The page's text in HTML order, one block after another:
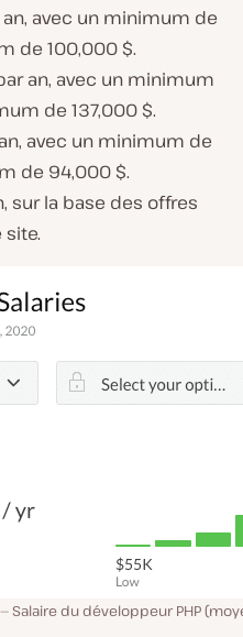
avec un minimum de
de 100,000 $.
an, avec un minimum
de 137,000 $.
avec un minimum de
de 94,000 $.
sur la base des offres
site.
Salaire du développeur PHP